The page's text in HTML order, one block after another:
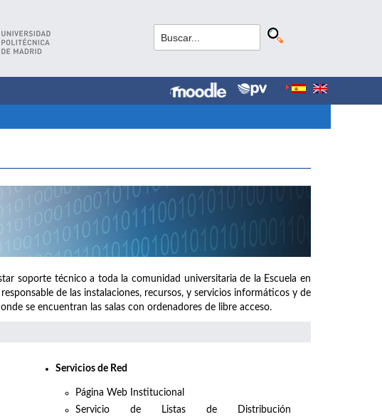
soporte técnico a toda la comunidad universitaria de la Escuela en
de las instalaciones, recursos, y servicios informáticos y de
se encuentran las salas con ordenadores de libre acceso.
Servicios de Red
Página Web Institucional
Servicio de Listas de Distribución